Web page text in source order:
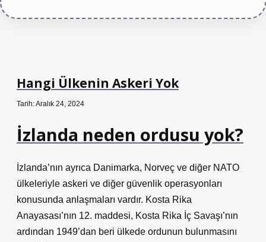
Hangi Ülkenin Askeri Yok
Tarih: Aralık 24, 2024
İzlanda neden ordusu yok?
İzlanda’nın ayrıca Danimarka, Norveç ve diğer NATO
ülkeleriyle askeri ve diğer güvenlik operasyonları
konusunda anlaşmaları vardır. Kosta Rika
Anayasası’nın 12. maddesi, Kosta Rika İç Savaşı’nın
ardından 1949’dan beri ülkede ordunun bulunmasını